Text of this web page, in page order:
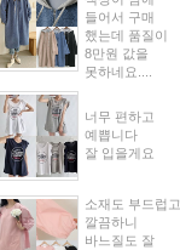
들어서 구매
했는데 품질이
8만원 값을
못하네요....
너무 편하고
예쁩니다
잘 입을게요
소재도 부드럽고
깔끔하니
바느질도 잘